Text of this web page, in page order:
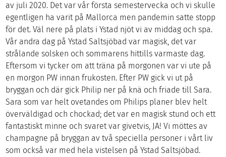
av juli 2020. Det var vår första semestervecka och vi skulle
egentligen ha varit på Mallorca men pandemin satte stopp
för det. Väl nere på plats i Ystad njöt vi av middag och spa.
Vår andra dag på Ystad Saltsjöbad var magisk, det var
strålande solsken och sommarens hittills varmaste dag.
Eftersom vi tycker om att träna på morgonen var vi ute på
en morgon PW innan frukosten. Efter PW gick vi ut på
bryggan och där gick Philip ner på knä och friade till Sara.
Sara som var helt ovetandes om Philips planer blev helt
överväldigad och chockad; det var en magisk stund och ett
fantastiskt minne och svaret var givetvis, JA! Vi möttes av
champagne på bryggan av två speciella personer i vårt liv
som också var med hela vistelsen på Ystad Saltsjöbad.